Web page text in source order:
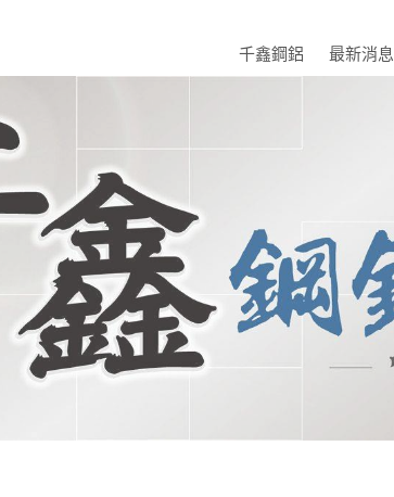
千鑫鋼鋁 最新消息